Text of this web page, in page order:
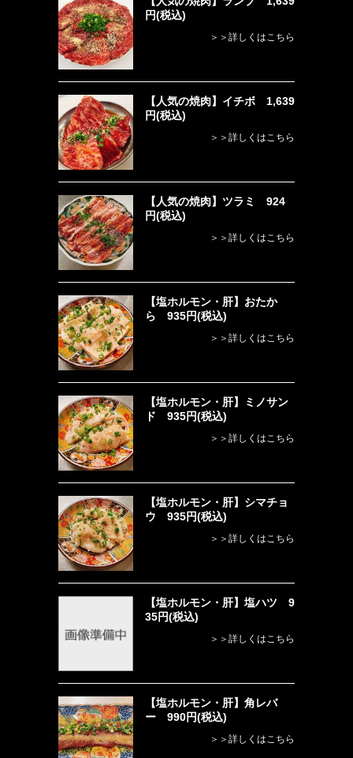
円(税込)
＞＞詳しくはこちら
【人気の焼肉】イチボ 1,639
円(税込)
＞＞詳しくはこちら
【人気の焼肉】ツラミ 924
円(税込)
＞＞詳しくはこちら
【塩ホルモン・肝】おたか
ら 935円(税込)
＞＞詳しくはこちら
【塩ホルモン・肝】ミノサン
ド 935円(税込)
＞＞詳しくはこちら
【塩ホルモン・肝】シマチョ
ウ 935円(税込)
＞＞詳しくはこちら
【塩ホルモン・肝】塩ハツ 9
35円(税込)
＞＞詳しくはこちら
【塩ホルモン・肝】角レバ
ー 990円(税込)
＞＞詳しくはこちら